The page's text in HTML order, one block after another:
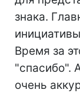
знака.
Время за
"спасибо".
очень